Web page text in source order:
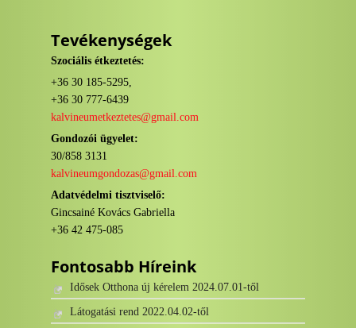
Tevékenységek
Szociális étkeztetés:
+36 30 185-5295,
+36 30 777-6439
kalvineumetkeztetes@gmail.com
Gondozói ügyelet:
30/858 3131
kalvineumgondozas@gmail.com
Adatvédelmi tisztviselő:
Gincsainé Kovács Gabriella
+36 42 475-085
Fontosabb Híreink
Idősek Otthona új kérelem 2024.07.01-től
Látogatási rend 2022.04.02-től